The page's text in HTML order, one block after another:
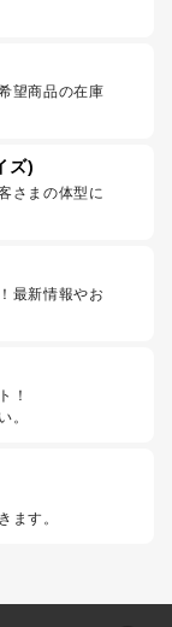
望商品の在庫
ズ)
さまの体型に
最新情報やお
！
。
ます。